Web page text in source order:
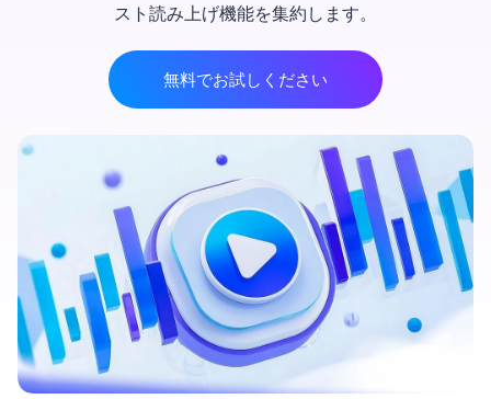
スト読み上げ機能を集約します。
無料でお試しください